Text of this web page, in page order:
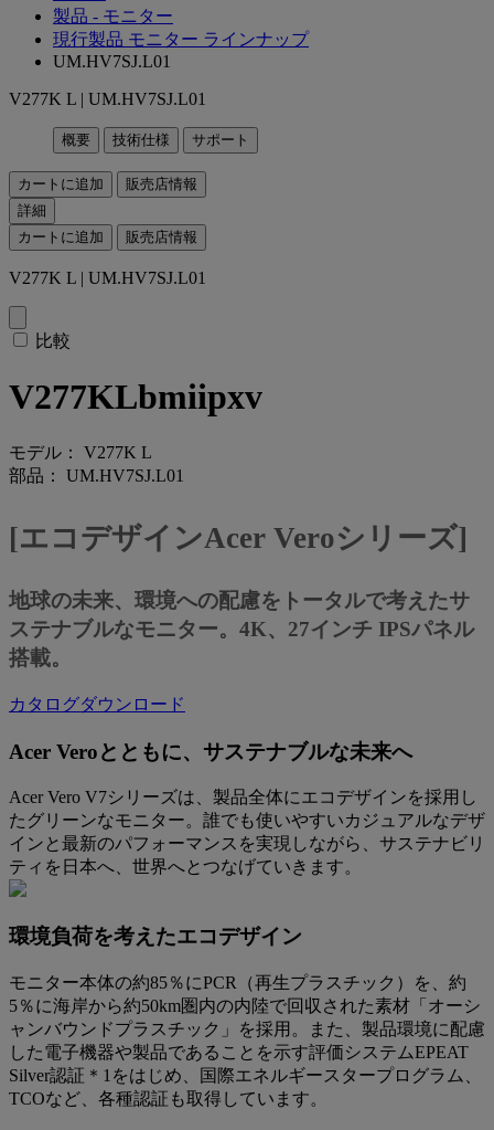
製品 - モニター
現行製品 モニター ラインナップ
UM.HV7SJ.L01
V277K L | UM.HV7SJ.L01
概要 技術仕様 サポート
カートに追加
販売店情報
詳細
カートに追加
販売店情報
V277K L | UM.HV7SJ.L01
比較
V277KLbmiipxv
モデル： V277K L
部品： UM.HV7SJ.L01
[エコデザインAcer Veroシリーズ]
地球の未来、環境への配慮をトータルで考えたサ
ステナブルなモニター。4K、27インチ IPSパネル
搭載。
カタログダウンロード
Acer Veroとともに、サステナブルな未来へ
Acer Vero V7シリーズは、製品全体にエコデザインを採用し
たグリーンなモニター。誰でも使いやすいカジュアルなデザ
インと最新のパフォーマンスを実現しながら、サステナビリ
ティを日本へ、世界へとつなげていきます。
環境負荷を考えたエコデザイン
モニター本体の約85％にPCR（再生プラスチック）を、約
5％に海岸から約50km圏内の内陸で回収された素材「オーシ
ャンバウンドプラスチック」を採用。また、製品環境に配慮
した電子機器や製品であることを示す評価システムEPEAT
Silver認証＊1をはじめ、国際エネルギースタープログラム、
TCOなど、各種認証も取得しています。